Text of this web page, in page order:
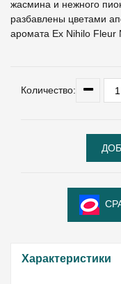
жасмина и нежного
разбавлены цветами
аромата Ex Nihilo Fleur
Количество:
Характеристики